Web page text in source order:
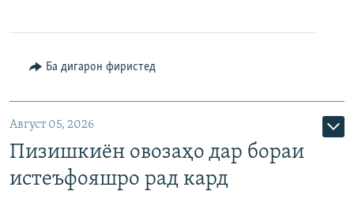
Ба дигарон фиристед
Август 05, 2026
Пизишкиён овозаҳо дар бораи
истеъфояшро рад кард